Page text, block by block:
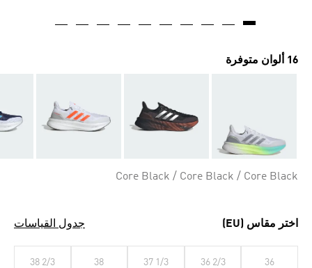
16 ألوان متوفرة
Core Black / Core Black / Core Black
اختر مقاس (EU) جدول القياسات
36
36 2/3
37 1/3
38
38 2/3